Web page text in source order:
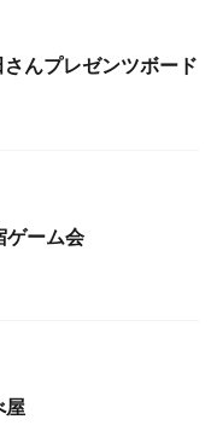
んプレゼンツボード
ーム会